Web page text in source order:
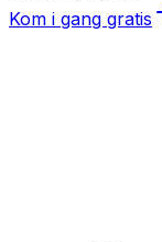
Kom i gang gratis